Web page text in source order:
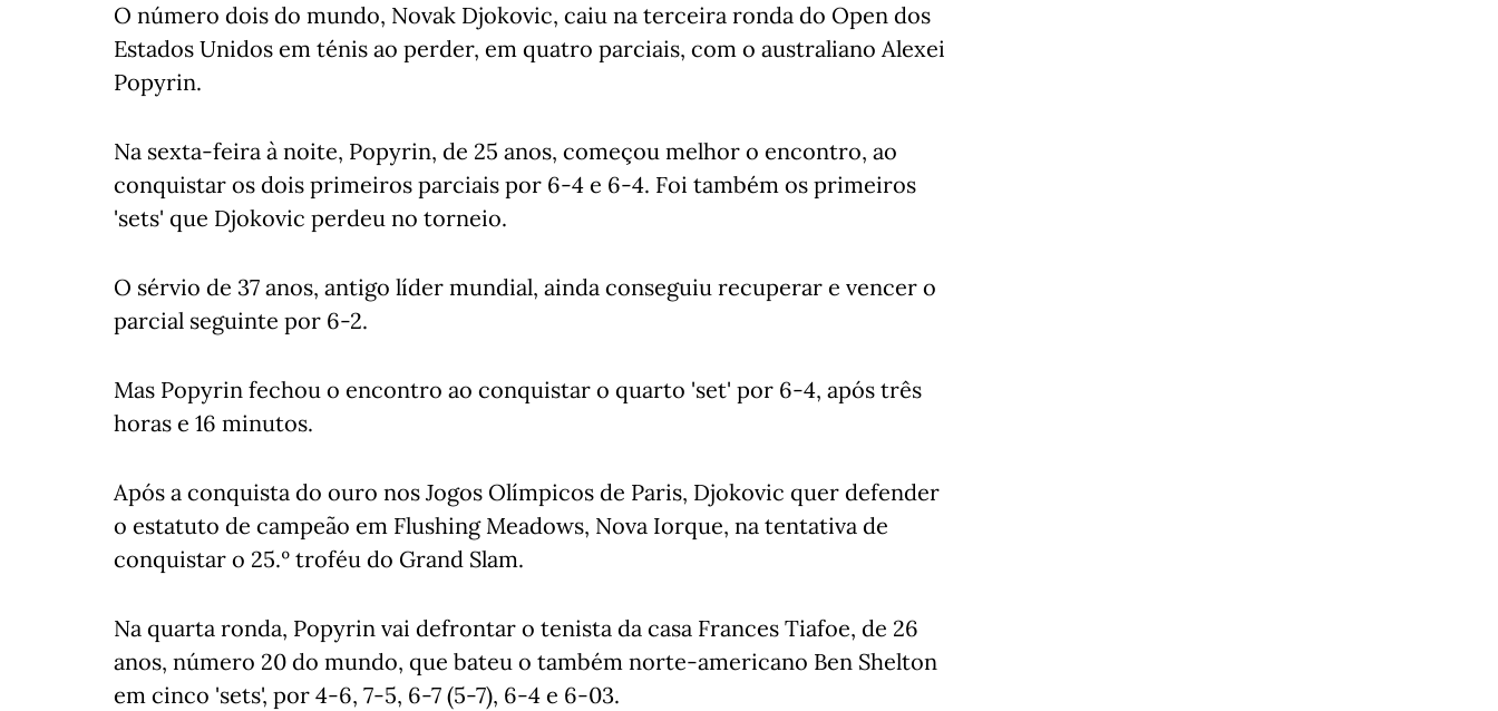
O número dois do mundo, Novak Djokovic, caiu na terceira ronda do Open dos
Estados Unidos em ténis ao perder, em quatro parciais, com o australiano Alexei
Popyrin.
Na sexta-feira à noite, Popyrin, de 25 anos, começou melhor o encontro, ao
conquistar os dois primeiros parciais por 6-4 e 6-4. Foi também os primeiros
'sets' que Djokovic perdeu no torneio.
O sérvio de 37 anos, antigo líder mundial, ainda conseguiu recuperar e vencer o
parcial seguinte por 6-2.
Mas Popyrin fechou o encontro ao conquistar o quarto 'set' por 6-4, após três
horas e 16 minutos.
Após a conquista do ouro nos Jogos Olímpicos de Paris, Djokovic quer defender
o estatuto de campeão em Flushing Meadows, Nova Iorque, na tentativa de
conquistar o 25.º troféu do Grand Slam.
Na quarta ronda, Popyrin vai defrontar o tenista da casa Frances Tiafoe, de 26
anos, número 20 do mundo, que bateu o também norte-americano Ben Shelton
em cinco 'sets', por 4-6, 7-5, 6-7 (5-7), 6-4 e 6-03.